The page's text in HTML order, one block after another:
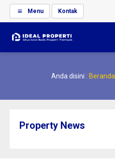
Menu Kontak
Anda disini : Beranda
Property News